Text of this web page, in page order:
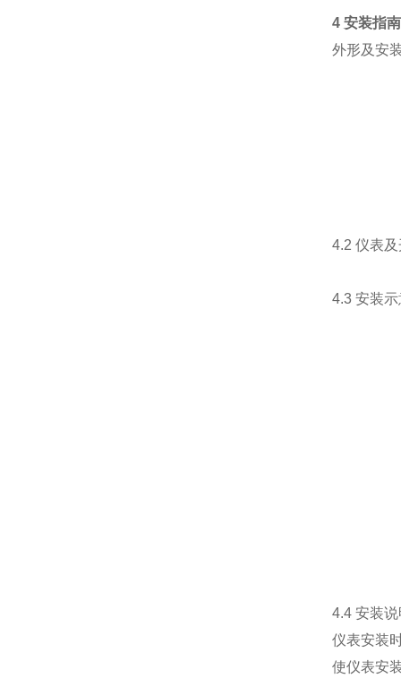
4 安装指南
外形及安
4.2 仪表
4.3 安装
4.4 安装
仪表安装
使仪表安